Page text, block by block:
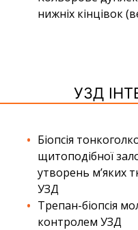
нижніх кінцівок
УЗД
Біопсія
щитоподібної
утворень м’яких
УЗД
Трепан-біопсія
контролем УЗД